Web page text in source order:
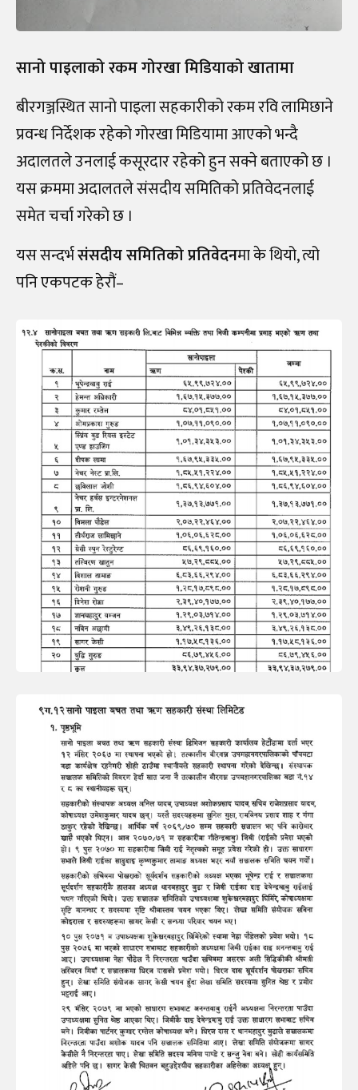
सानो पाइलाको रकम गोरखा मिडियाको खातामा
बीरगञ्जस्थित सानो पाइला सहकारीको रकम रवि लामिछाने
प्रवन्ध निर्देशक रहेको गोरखा मिडियामा आएको भन्दै
अदालतले उनलाई कसूरदार रहेको हुन सक्ने बताएको छ ।
यस क्रममा अदालतले संसदीय समितिको प्रतिवेदनलाई
समेत चर्चा गरेको छ ।
यस सन्दर्भसंसदीय समितिको प्रतिवेदनमा के थियो, त्यो
पनि एकपटक हेरौं–